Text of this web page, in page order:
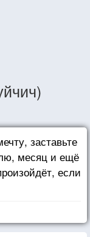
заставьте
месяц и ещё
если